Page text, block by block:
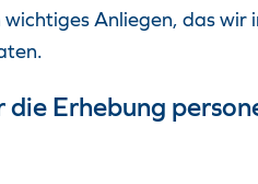
Anliegen, das
Erhebung